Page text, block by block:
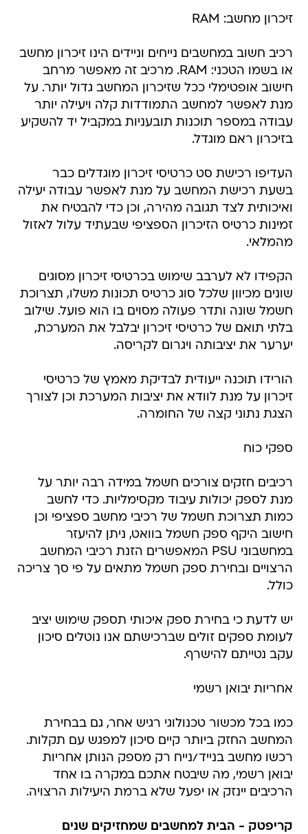
זיכרון מחשב: RAM
רכיב חשוב במחשבים נייחים וניידים הינו זיכרון מחשב
או בשמו הטכני: RAM. מרכיב זה מאפשר מרחב
חישוב אופטימלי ככל שזיכרון המחשב גדול יותר. על
מנת לאפשר למחשב התמודדות קלה ויעילה יותר
עבודה במספר תוכנות תובעניות במקביל יד להשקיע
בזיכרון ראם מוגדל.
העדיפו רכישת סט כרטיסי זיכרון מוגדלים כבר
בשעת רכישת המחשב על מנת לאפשר עבודה יעילה
ואיכותית לצד תגובה מהירה, וכן כדי להבטיח את
זמינות כרטיס הזיכרון הספציפי שבעתיד עלול לאזול
מהמלאי.
הקפידו לא לערבב שימוש בכרטיסי זיכרון מסוגים
שונים מכיוון שלכל סוג כרטיס תכונות משלו, תצרוכת
חשמל שונה ותדר פעולה מסוים בו הוא פועל. שילוב
בלתי תואם של כרטיסי זיכרון יבלבל את המערכת,
יערער את יציבותה ויגרום לקריסה.
הורידו תוכנה ייעודית לבדיקת מאמץ של כרטיסי
זיכרון על מנת לוודא את יציבות המערכת וכן לצורך
הצגת נתוני קצה של החומרה.
ספקי כוח
רכיבים חזקים צורכים חשמל במידה רבה יותר על
מנת לספק יכולות עיבוד מקסימליות. כדי לחשב
כמות תצרוכת חשמל של רכיבי מחשב ספציפי וכן
חישוב היקף ספק חשמל בוואט, ניתן להיעזר
במחשבוני PSU המאפשרים הזנת רכיבי המחשב
הרצויים ובחירת ספק חשמל מתאים על פי סך צריכה
כולל.
יש לדעת כי בחירת ספק איכותי תספק שימוש יציב
לעומת ספקים זולים שברכישתם אנו נוטלים סיכון
עקב נטייתם להישרף.
אחריות יבואן רשמי
כמו בכל מכשור טכנולוגי רגיש אחר, גם בבחירת
המחשב החזק ביותר קיים סיכון למפגש עם תקלות.
רכשו מחשב בנייד/נייח רק מספק הנותן אחריות
יבואן רשמי, מה שיבטח אתכם במקרה בו אחד
הרכיבים יינזק או יפעל שלא ברמת היעילות הרצויה.
קריפטק - הבית למחשבים שמחזיקים שנים